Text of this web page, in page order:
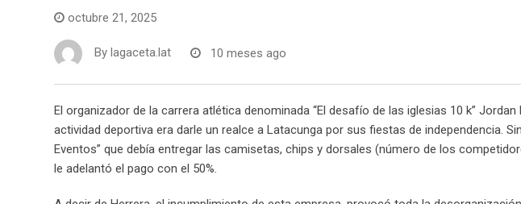
octubre 21, 2025
By lagaceta.lat 10 meses ago
El organizador de la carrera atlética denominada “El desafío de las iglesias 10 k”
actividad deportiva era darle un realce a Latacunga por sus fiestas de independencia.
Eventos” que debía entregar las camisetas, chips y dorsales (número de los
le adelantó el pago con el 50%.